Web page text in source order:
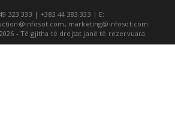
323 333 | +383 44 383 333 | E:
, marketing@infosot.com
- Të gjitha të drejtat janë të rezervuara